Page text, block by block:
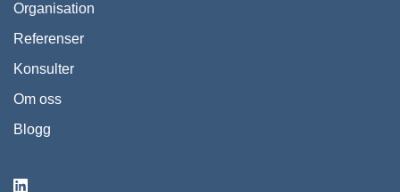
Organisation
Referenser
Konsulter
Om oss
Blogg